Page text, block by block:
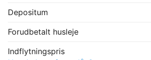
Depositum
Forudbetalt husleje
Indflytningspris